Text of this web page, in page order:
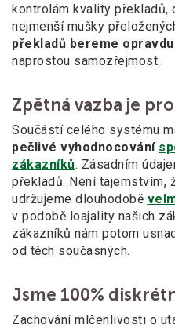
kontrolám kvality překladů,
nejmenší mušky
překladů bereme
naprostou samozřejmost.
Zpětná vazba je
Součástí celého systému
pečlivé vyhodnocování
zákazníků. Zásadním
překladů. Není tajemstvím,
udržujeme dlouhodobě
v podobě loajality našich
zákazníků nám potom
od těch současných.
Jsme 100%
Zachování mlčenlivosti o